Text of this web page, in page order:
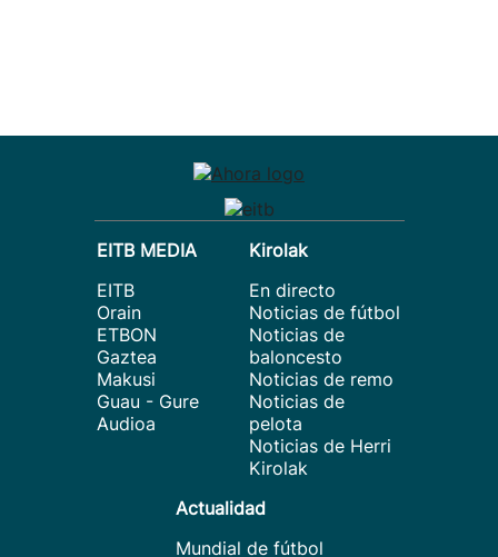
EITB MEDIA
EITB
Orain
ETBON
Gaztea
Makusi
Guau - Gure
Audioa
Kirolak
En directo
Noticias de fútbol
Noticias de
baloncesto
Noticias de remo
Noticias de
pelota
Noticias de Herri
Kirolak
Actualidad
Mundial de fútbol